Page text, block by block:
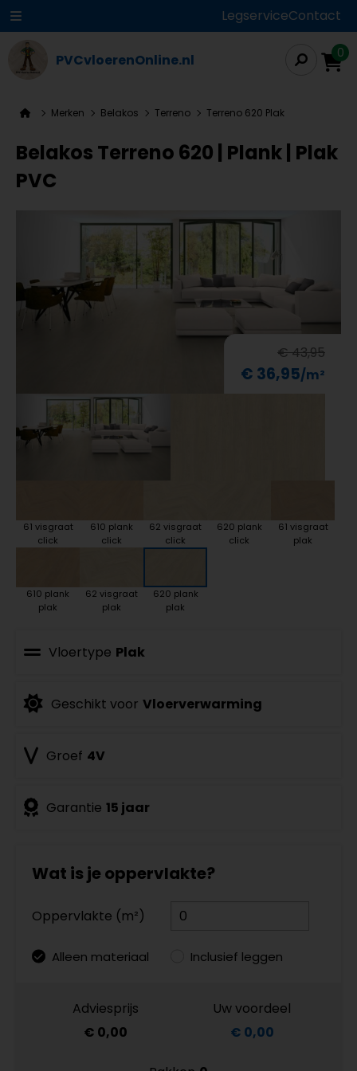
LegserviceContact
PVCvloerenOnline.nl 0
Merken Belakos Terreno Terreno 620 Plak
Belakos Terreno 620 | Plank | Plak
PVC
€ 43,95
€ 36,95
61 visgraat
click
610 plank
click
62 visgraat
click
620 plank
click
61 visgraat
plak
610 plank
plak
62 visgraat
plak
620 plank
plak
Vloertype Plak
Geschikt voor Vloerverwarming
Groef 4V
Garantie 15 jaar
Wat is je oppervlakte?
Oppervlakte (m²)
Alleen materiaal Inclusief leggen
Adviesprijs
€ 0,00
Uw voordeel
€ 0,00